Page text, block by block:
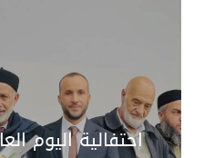
احتفالية اليوم